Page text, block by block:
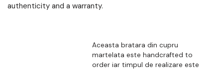
authenticity and a warranty.
Aceasta bratara din cupru
martelata este handcrafted to
order iar timpul de realizare este